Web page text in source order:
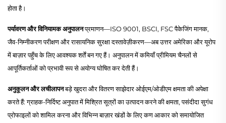
होता है।
पर्यावरण और विनियामक अनुपालनप्रमाणन—ISO 9001, BSCI, FSC पैकेजिंग मानक,
जैव-निम्नीकरण परीक्षण और रासायनिक सुरक्षा दस्तावेज़ीकरण—अब उत्तर अमेरिका और यूरोप
में बाज़ार पहुँच के लिए आवश्यक शर्तें बन गए हैं। अनुपालन में कमियाँ प्रीमियम चैनलों से
आपूर्तिकर्ताओं को प्रभावी रूप से अयोग्य घोषित कर देती हैं।
अनुकूलन और लचीलापनबड़े खुदरा और वितरण साझेदार ओईएम/ओडीएम क्षमता की अपेक्षा
करते हैं: ग्राहक-निर्दिष्ट अनुपात में मिश्रित सूत्रों का उत्पादन करने की क्षमता, पसंदीदा सुगंध
प्रोफाइलों को शामिल करना और विभिन्न बाज़ार खंडों के लिए कण आकार को समायोजित